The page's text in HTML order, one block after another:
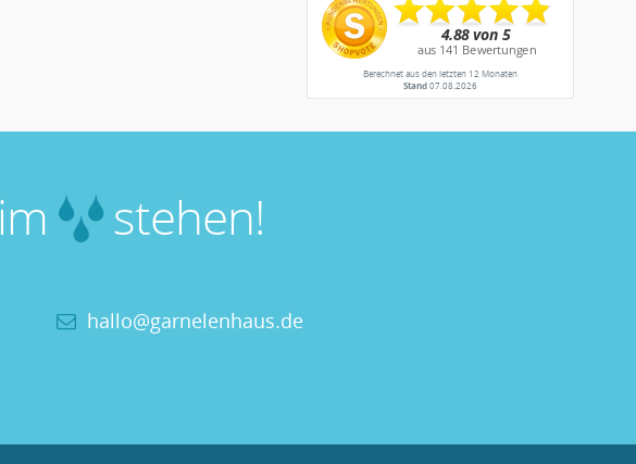
Berechnet aus den letzten 12 Monaten
Stand07.08.2026
stehen!
hallo@garnelenhaus.de